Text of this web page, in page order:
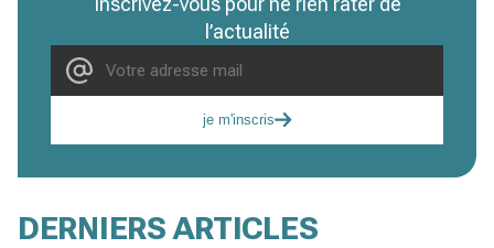
l’actualité
je m'inscris
DERNIERS ARTICLES